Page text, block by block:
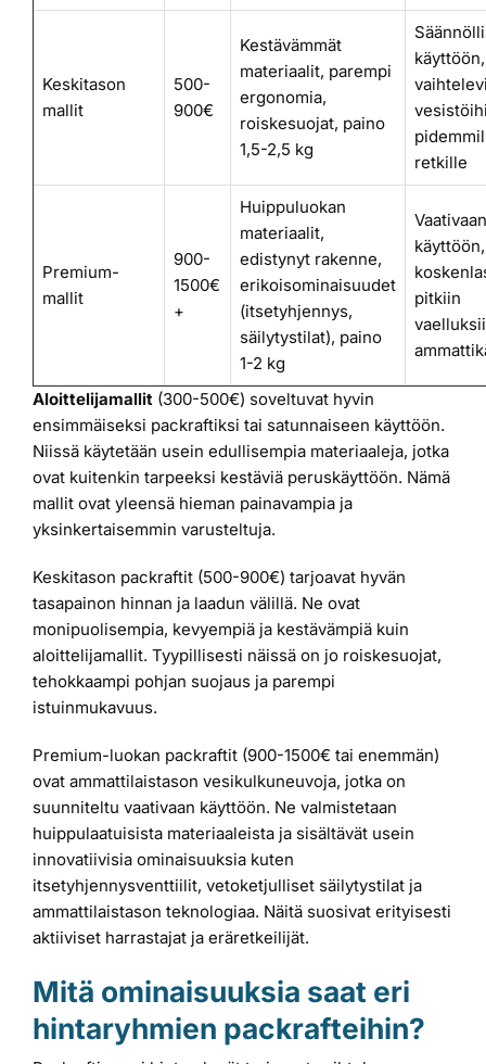
Keskitason
mallit
500-
900€
Kestävämmät
materiaalit, parempi
ergonomia,
roiskesuojat, paino
1,5-2,5 kg
käyttöön,
retkille
Premium-
mallit
900-
1500€
+
Huippuluokan
materiaalit,
edistynyt rakenne,
erikoisominaisuudet
(itsetyhjennys,
säilytystilat), paino
1-2 kg
Vaativaan
käyttöön,
pitkiin
Aloittelijamallit (300-500€) soveltuvat hyvin
ensimmäiseksi packraftiksi tai satunnaiseen käyttöön.
Niissä käytetään usein edullisempia materiaaleja, jotka
ovat kuitenkin tarpeeksi kestäviä peruskäyttöön. Nämä
mallit ovat yleensä hieman painavampia ja
yksinkertaisemmin varusteltuja.
Keskitason packraftit (500-900€) tarjoavat hyvän
tasapainon hinnan ja laadun välillä. Ne ovat
monipuolisempia, kevyempiä ja kestävämpiä kuin
aloittelijamallit. Tyypillisesti näissä on jo roiskesuojat,
tehokkaampi pohjan suojaus ja parempi
istuinmukavuus.
Premium-luokan packraftit (900-1500€ tai enemmän)
ovat ammattilaistason vesikulkuneuvoja, jotka on
suunniteltu vaativaan käyttöön. Ne valmistetaan
huippulaatuisista materiaaleista ja sisältävät usein
innovatiivisia ominaisuuksia kuten
itsetyhjennysventtiilit, vetoketjulliset säilytystilat ja
ammattilaistason teknologiaa. Näitä suosivat erityisesti
aktiiviset harrastajat ja eräretkeilijät.
Mitä ominaisuuksia saat eri
hintaryhmien packrafteihin?